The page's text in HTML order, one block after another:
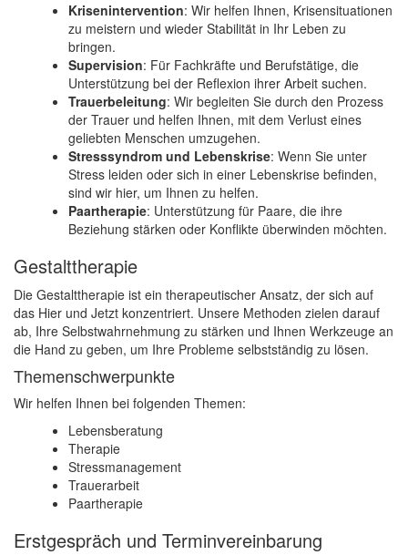
Krisenintervention: Wir helfen Ihnen, Krisensituationen
zu meistern und wieder Stabilität in Ihr Leben zu
bringen.
Supervision: Für Fachkräfte und Berufstätige, die
Unterstützung bei der Reflexion ihrer Arbeit suchen.
Trauerbeleitung: Wir begleiten Sie durch den Prozess
der Trauer und helfen Ihnen, mit dem Verlust eines
geliebten Menschen umzugehen.
Stresssyndrom und Lebenskrise: Wenn Sie unter
Stress leiden oder sich in einer Lebenskrise befinden,
sind wir hier, um Ihnen zu helfen.
Paartherapie: Unterstützung für Paare, die ihre
Beziehung stärken oder Konflikte überwinden möchten.
Gestalttherapie
Die Gestalttherapie ist ein therapeutischer Ansatz, der sich auf
das Hier und Jetzt konzentriert. Unsere Methoden zielen darauf
ab, Ihre Selbstwahrnehmung zu stärken und Ihnen Werkzeuge an
die Hand zu geben, um Ihre Probleme selbstständig zu lösen.
Themenschwerpunkte
Wir helfen Ihnen bei folgenden Themen:
Lebensberatung
Therapie
Stressmanagement
Trauerarbeit
Paartherapie
Erstgespräch und Terminvereinbarung